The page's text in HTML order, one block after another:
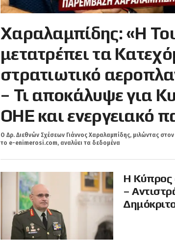
Χαραλαμπίδης: «Η
μετατρέπει τα
στρατιωτικό
– Τι αποκάλυψε για
ΟΗΕ και ενεργειακό
Ο Δρ. Διεθνών Σχέσεων Γιάννος Χαραλαμπίδης, μιλώντας
το e-enimerosi.com, αναλύει τα δεδομένα
Η Κύπρος
–